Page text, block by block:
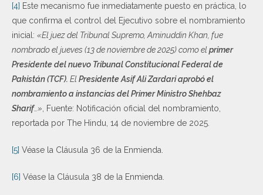
[4] Este mecanismo fue inmediatamente puesto en práctica, lo
que confirma el control del Ejecutivo sobre el nombramiento
inicial: «El juez del Tribunal Supremo, Aminuddin Khan, fue
nombrado el jueves (13 de noviembre de 2025) como elprimer
Presidente del nuevo Tribunal Constitucional Federal de
Pakistán (TCF). ElPresidente Asif Ali Zardari aprobó el
nombramiento a instancias del Primer Ministro Shehbaz
Sharif…» , Fuente: Notificación oficial del nombramiento,
reportada por The Hindu, 14 de noviembre de 2025.
[5] Véase la Cláusula 36 de la Enmienda.
[6] Véase la Cláusula 38 de la Enmienda.